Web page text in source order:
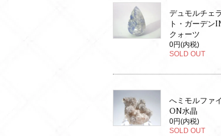
デュモルチェ
ト・ガーデン
クォーツ
0円(内税)
SOLD OUT
へミモルファ
ON水晶
0円(内税)
SOLD OUT